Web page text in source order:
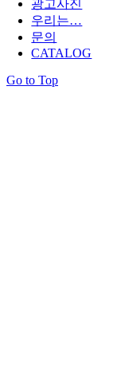
광고사진
우리는…
문의
CATALOG
Go to Top